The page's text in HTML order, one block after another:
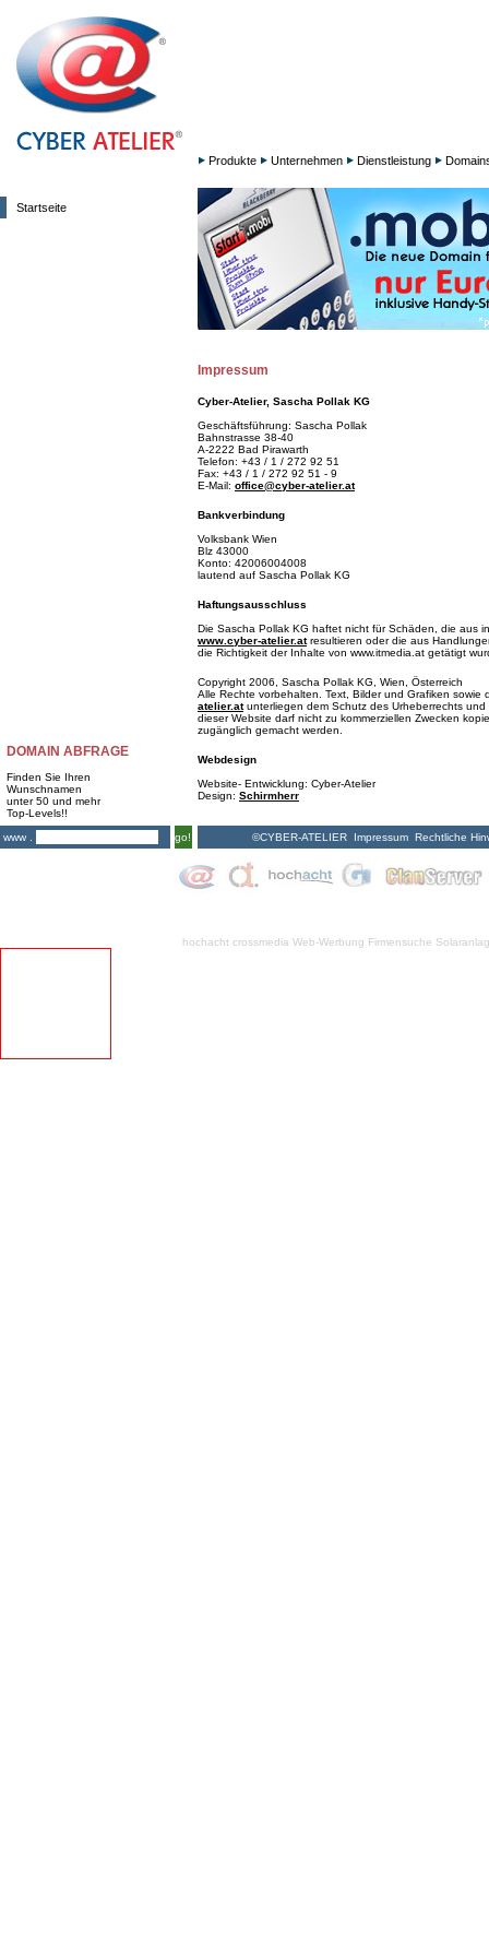
Startseite
DOMAIN ABFRAGE
Finden Sie Ihren
Wunschnamen
unter 50 und mehr
Top-Levels!!
www .
go!
Produkte Unternehmen Dienstleistung
Impressum
Cyber-Atelier, Sascha Pollak KG
Geschäftsführung: Sascha Pollak
Bahnstrasse 38-40
A-2222 Bad Pirawarth
Telefon: +43 / 1 / 272 92 51
Fax: +43 / 1 / 272 92 51 - 9
E-Mail: office@cyber-atelier.at
Bankverbindung
Volksbank Wien
Blz 43000
Konto: 42006004008
lautend auf Sascha Pollak KG
Haftungsausschluss
Die Sascha Pollak KG haftet nicht für Schäden, die aus
www.cyber-atelier.atresultieren oder die aus
die Richtigkeit der Inhalte von www.itmedia.at getätigt
Copyright 2006, Sascha Pollak KG, Wien, Österreich
Alle Rechte vorbehalten. Text, Bilder und Grafiken
atelier.atunterliegen dem Schutz des Urheberrechts
dieser Website darf nicht zu kommerziellen Zwecken
zugänglich gemacht werden.
Webdesign
Website- Entwicklung: Cyber-Atelier
Design: Schirmherr
©CYBER-ATELIER Impressum Rechtliche
hochacht crossmedia Web-Werbung Firmensuche